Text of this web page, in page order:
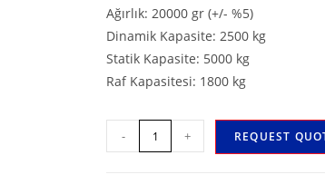
Ağırlık: 20000 gr (+/- %5)
Dinamik Kapasite: 2500 kg
Statik Kapasite: 5000 kg
Raf Kapasitesi: 1800 kg
- + REQUEST